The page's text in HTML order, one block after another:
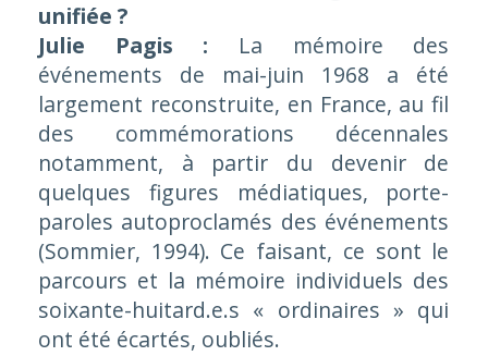
unifiée ?
Julie Pagis : La mémoire des
événements de mai-juin 1968 a été
largement reconstruite, en France, au fil
des commémorations décennales
notamment, à partir du devenir de
quelques figures médiatiques, porte-
paroles autoproclamés des événements
(Sommier, 1994). Ce faisant, ce sont le
parcours et la mémoire individuels des
soixante-huitard.e.s « ordinaires » qui
ont été écartés, oubliés.